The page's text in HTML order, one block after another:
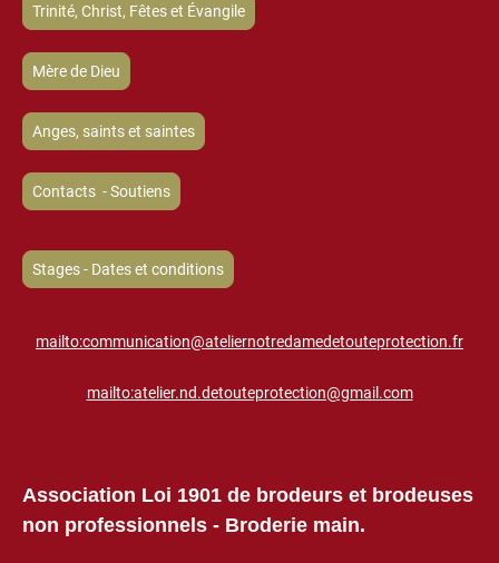
Trinité, Christ, Fêtes et Évangile
Mère de Dieu
Anges, saints et saintes
Contacts - Soutiens
Stages - Dates et conditions
mailto:communication@ateliernotredamedetouteprotection.fr
mailto:atelier.nd.detouteprotection@gmail.com
Association Loi 1901 de brodeurs et brodeuses
non professionnels - Broderie main.